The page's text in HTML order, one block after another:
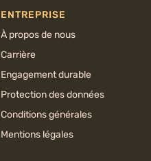
ENTREPRISE
À propos de nous
Carrière
Engagement durable
Protection des données
Conditions générales
Mentions légales